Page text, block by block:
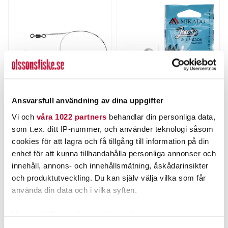
Ansvarsfull användning av dina uppgifter
Vi och våra 1022 partners behandlar din personliga data,
som t.ex. ditt IP-nummer, och använder teknologi såsom
cookies för att lagra och få tillgång till information på din
enhet för att kunna tillhandahålla personliga annonser och
innehåll, annons- och innehållsmätning, åskådarinsikter
och produktutveckling. Du kan själv välja vilka som får
använda din data och i vilka syften.
Prorex Titaniumtafs 30cm
22kg
Nuvarande pris:
39,00 krTidigare pris
44,00 kr
39,00 kr
44,00 kr
TILLFÄLLIGT SLUT
LÄS MER
Mikado Jaws Jighead 10g
3st
Nuvarande pris:
25,00 kr
Tidigare pris
28,00 kr
25,00 kr
28,00 kr
FINNS I LAGER.